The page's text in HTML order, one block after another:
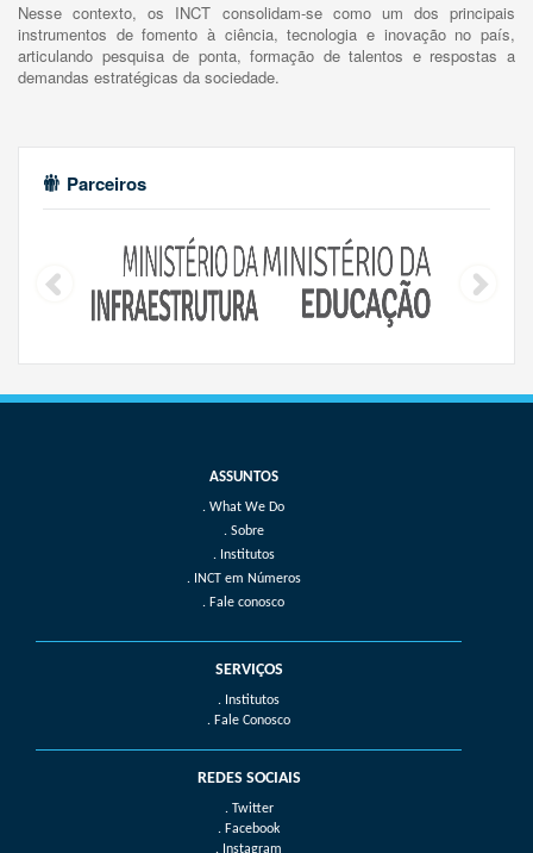
Nesse contexto, os INCT consolidam-se como um dos principais
instrumentos de fomento à ciência, tecnologia e inovação no país,
articulando pesquisa de ponta, formação de talentos e respostas a
demandas estratégicas da sociedade.
Parceiros
What We Do
Sobre
Institutos
INCT em Números
Fale conosco
SERVIÇOS
. Institutos
. Fale Conosco
REDES SOCIAIS
. Twitter
. Facebook
. Instagram